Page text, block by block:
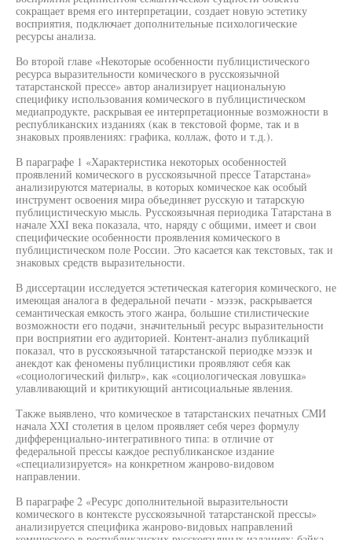
сокращает время его интерпретации, создает новую эстетику
восприятия, подключает дополнительные психологические
ресурсы анализа.
Во второй главе «Некоторые особенности публицистического
ресурса выразительности комического в русскоязычной
татарстанской прессе» автор анализирует национальную
специфику использования комического в публицистическом
медиапродукте, раскрывая ее интерпретационные возможности в
республиканских изданиях (как в текстовой форме, так и в
знаковых проявлениях: графика, коллаж, фото и т.д.).
В параграфе 1 «Характеристика некоторых особенностей
проявлений комического в русскоязычной прессе Татарстана»
анализируются материалы, в которых комическое как особый
инструмент освоения мира объединяет русскую и татарскую
публицистическую мысль. Русскоязычная периодика Татарстана в
начале XXI века показала, что, наряду с общими, имеет и свои
специфические особенности проявления комического в
публицистическом поле России. Это касается как текстовых, так и
знаковых средств выразительности.
В диссертации исследуется эстетическая категория комического, не
имеющая аналога в федеральной печати - мэзэк, раскрывается
семантическая емкость этого жанра, большие стилистические
возможности его подачи, значительный ресурс выразительности
при восприятии его аудиторией. Контент-анализ публикаций
показал, что в русскоязычной татарстанской периодке мэзэк и
анекдот как феномены публицистики проявляют себя как
«социологический фильтр», как «социологическая ловушка»
улавливающий и критикующий антисоциальные явления.
Также выявлено, что комическое в татарстанских печатных СМИ
начала XXI столетия в целом проявляет себя через формулу
дифференциально-интегративного типа: в отличие от
федеральной прессы каждое республиканское издание
«специализируется» на конкретном жанрово-видовом
направлении.
В параграфе 2 «Ресурс дополнительной выразительности
комического в контексте русскоязычной татарстанской прессы»
анализируется специфика жанрово-видовых направлений